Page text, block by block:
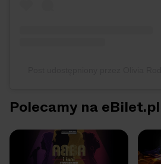
Polecamy na eBilet.pl